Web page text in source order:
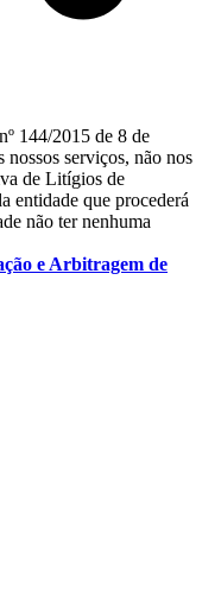
144/2015 de 8 de
serviços, não nos
de Litígios de
entidade que procederá
não ter nenhuma
e Arbitragem de